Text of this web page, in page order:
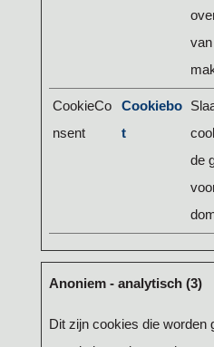
CookieCo
nsent
Cookiebo
t
de
Anoniem - analytisch (3)
Dit zijn cookies die worden